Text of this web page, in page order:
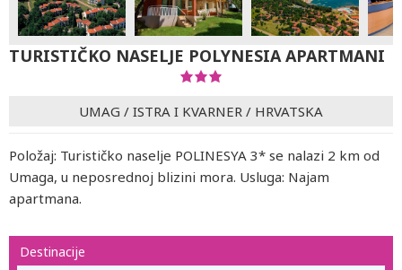
TURISTIČKO NASELJE POLYNESIA APARTMANI
UMAG / ISTRA I KVARNER / HRVATSKA
Položaj: Turističko naselje POLINESYA 3* se nalazi 2 km od
Umaga, u neposrednoj blizini mora. Usluga: Najam
apartmana.
Destinacije